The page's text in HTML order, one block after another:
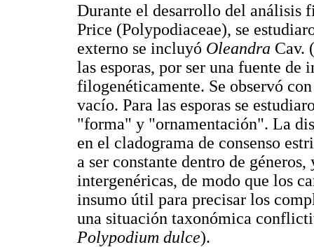
Durante el desarrollo del
Price (Polypodiaceae), se
externo se incluyó Oleandra Cav.
las esporas, por ser una fuente
filogenéticamente. Se observó
vacío. Para las esporas se
"forma" y "ornamentación". La
en el cladograma de consenso
a ser constante dentro de
intergenéricas, de modo que los
insumo útil para precisar los
una situación taxonómica
Polypodium dulce).